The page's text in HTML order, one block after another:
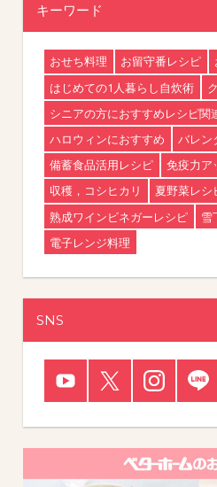
キーワード
おせち料理 お留守番レシピ
はじめての1人暮らし自炊術
シニアの方におすすめレシピ関
ハロウィンにおすすめ
バレン
備蓄食品活用レシピ
免疫力ア
収穫，コシヒカリ
夏野菜レシ
熟成ワインビネガーレシピ
雪
電子レンジ料理
SNS